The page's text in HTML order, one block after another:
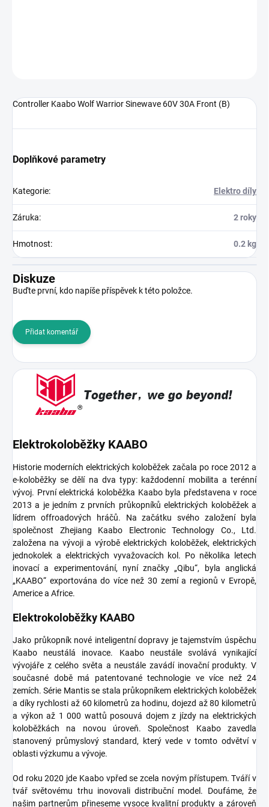
Controller Kaabo Wolf Warrior Sinewave 60V 30A Front (B)
Doplňkové parametry
Kategorie: Elektro díly
Záruka: 2 roky
Hmotnost: 0.2 kg
Diskuze
Buďte první, kdo napíše příspěvek k této položce.
Přidat komentář
Elektrokoloběžky KAABO
Historie moderních elektrických koloběžek začala po roce 2012 a
e-koloběžky se dělí na dva typy: každodenní mobilita a terénní
vývoj. První elektrická koloběžka Kaabo byla představena v roce
2013 a je jedním z prvních průkopníků elektrických koloběžek a
lídrem offroadových hráčů.
Na začátku svého založení byla
společnost Zhejiang Kaabo Electronic Technology Co., Ltd.
založena na vývoji a výrobě elektrických koloběžek, elektrických
jednokolek a elektrických vyvažovacích kol. Po několika letech
inovací a experimentování, nyní značky „Qibu“, byla anglická
„KAABO“ exportována do více než 30 zemí a regionů v Evropě,
Americe a Africe.
Elektrokoloběžky KAABO
Jako průkopník nové inteligentní dopravy je tajemstvím úspěchu
Kaabo neustálá inovace.
Kaabo neustále svolává vynikající
vývojáře z celého světa a neustále zavádí inovační produkty. V
současné době má patentované technologie ve více než 24
zemích. Série Mantis se stala průkopníkem elektrických koloběžek
a díky rychlosti až 60 kilometrů za hodinu, dojezd až 80 kilometrů
a výkon až 1 000 wattů posouvá dojem z jízdy na elektrických
koloběžkách na novou úroveň.
Společnost Kaabo zavedla
stanovený průmyslový standard, který vede v tomto odvětví v
oblasti výzkumu a vývoje.
Od roku 2020 jde Kaabo vpřed se zcela novým přístupem. Tváří v
tvář světovému trhu inovovali distribuční model.
Doufáme, že
našim partnerům přineseme vysoce kvalitní produkty a zároveň